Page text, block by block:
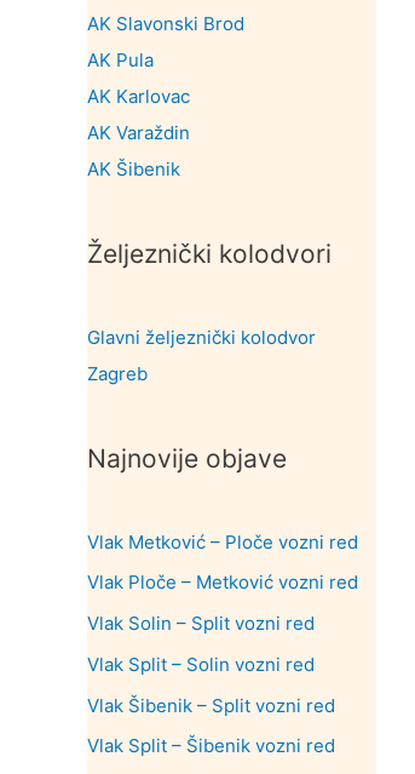
AK Slavonski Brod
AK Pula
AK Karlovac
AK Varaždin
AK Šibenik
Željeznički kolodvori
Glavni željeznički kolodvor
Zagreb
Najnovije objave
Vlak Metković – Ploče vozni red
Vlak Ploče – Metković vozni red
Vlak Solin – Split vozni red
Vlak Split – Solin vozni red
Vlak Šibenik – Split vozni red
Vlak Split – Šibenik vozni red